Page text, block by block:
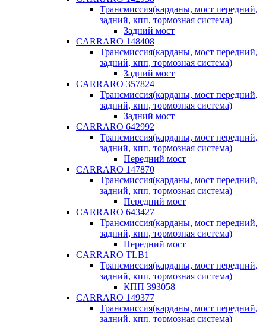
Трансмиссия(карданы, мост передний,
задний, кпп, тормозная система)
Задний мост
CARRARO 148408
Трансмиссия(карданы, мост передний,
задний, кпп, тормозная система)
Задний мост
CARRARO 357824
Трансмиссия(карданы, мост передний,
задний, кпп, тормозная система)
Задний мост
CARRARO 642992
Трансмиссия(карданы, мост передний,
задний, кпп, тормозная система)
Передний мост
CARRARO 147870
Трансмиссия(карданы, мост передний,
задний, кпп, тормозная система)
Передний мост
CARRARO 643427
Трансмиссия(карданы, мост передний,
задний, кпп, тормозная система)
Передний мост
CARRARO TLB1
Трансмиссия(карданы, мост передний,
задний, кпп, тормозная система)
КПП 393058
CARRARO 149377
Трансмиссия(карданы, мост передний,
задний, кпп, тормозная система)